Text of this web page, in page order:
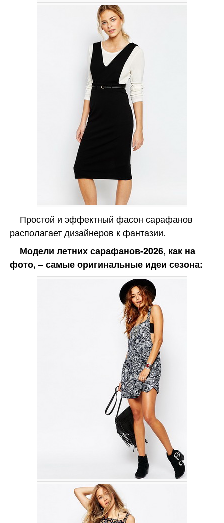
Простой и эффектный фасон сарафанов
располагает дизайнеров к фантазии.
Модели летних сарафанов-2026, как на
фото, – самые оригинальные идеи сезона: